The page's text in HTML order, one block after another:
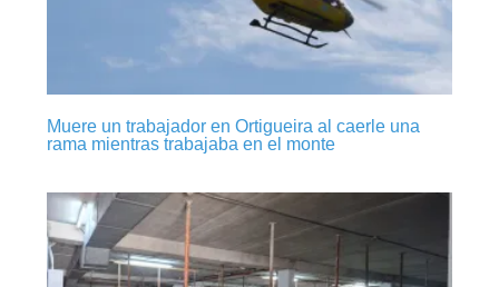
Muere un trabajador en Ortigueira al caerle una
rama mientras trabajaba en el monte